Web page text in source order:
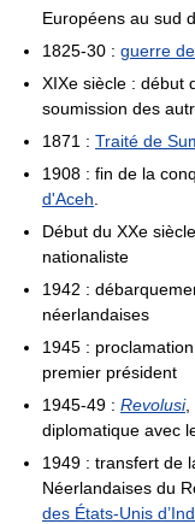
Européens au sud
1825-30 : guerre
XIXe siècle : début
soumission des
1871 : Traité de
1908 : fin de la
d'Aceh
Début du XXe
nationaliste
1942 :
néerlandaises
1945 :
premier président
1945-49 : Revolusi,
diplomatique avec
1949 : transfert de
Néerlandaises du
des États-Unis